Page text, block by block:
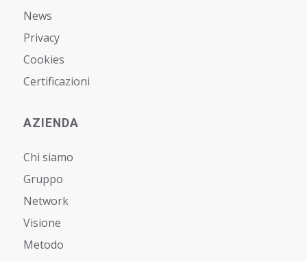
News
Privacy
Cookies
Certificazioni
AZIENDA
Chi siamo
Gruppo
Network
Visione
Metodo